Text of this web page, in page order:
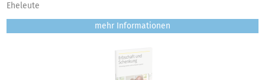
Eheleute
mehr